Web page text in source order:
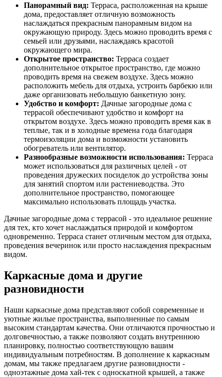
Панорамный вид: Терраса, расположенная на крыше
дома, предоставляет отличную возможность
наслаждаться прекрасным панорамным видом на
окружающую природу. Здесь можно проводить время с
семьей или друзьями, наслаждаясь красотой
окружающего мира.
Открытое пространство: Терраса создает
дополнительное открытое пространство, где можно
проводить время на свежем воздухе. Здесь можно
расположить мебель для отдыха, устроить барбекю или
даже организовать небольшую банкетную зону.
Удобство и комфорт: Дачные загородные дома с
террасой обеспечивают удобство и комфорт на
открытом воздухе. Здесь можно проводить время как в
теплые, так и в холодные времена года благодаря
термоизоляции дома и возможности установить
обогреватель или вентилятор.
Разнообразные возможности использования: Терраса
может использоваться для различных целей - от
проведения дружеских посиделок до устройства зоны
для занятий спортом или растениеводства. Это
дополнительное пространство, помогающее
максимально использовать площадь участка.
Дачные загородные дома с террасой - это идеальное решение
для тех, кто хочет наслаждаться природой и комфортом
одновременно. Терраса станет отличным местом для отдыха,
проведения вечеринок или просто наслаждения прекрасным
видом.
Каркасные дома и другие
разновидности
Наши каркасные дома представляют собой современные и
уютные жилые пространства, выполненные по самым
высоким стандартам качества. Они отличаются прочностью и
долговечностью, а также позволяют создать внутреннюю
планировку, полностью соответствующую вашим
индивидуальным потребностям. В дополнение к каркасным
домам, мы также предлагаем другие разновидности -
одноэтажные дома хай-тек с односкатной крышей, а также